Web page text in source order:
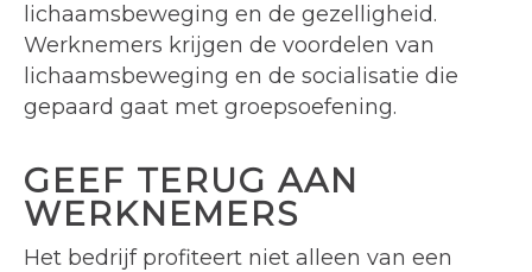
lichaamsbeweging en de gezelligheid.
Werknemers krijgen de voordelen van
lichaamsbeweging en de socialisatie die
gepaard gaat met groepsoefening.
GEEF TERUG AAN
WERKNEMERS
Het bedrijf profiteert niet alleen van een